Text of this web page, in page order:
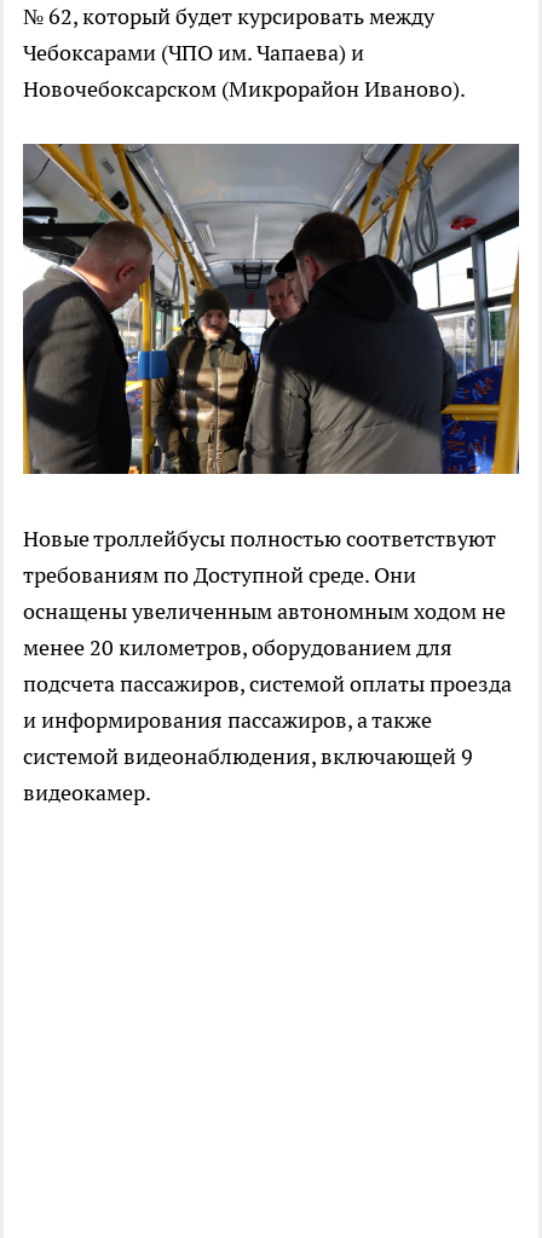
№ 62, который будет курсировать между
Чебоксарами (ЧПО им. Чапаева) и
Новочебоксарском (Микрорайон Иваново).
Новые троллейбусы полностью соответствуют
требованиям по Доступной среде. Они
оснащены увеличенным автономным ходом не
менее 20 километров, оборудованием для
подсчета пассажиров, системой оплаты проезда
и информирования пассажиров, а также
системой видеонаблюдения, включающей 9
видеокамер.